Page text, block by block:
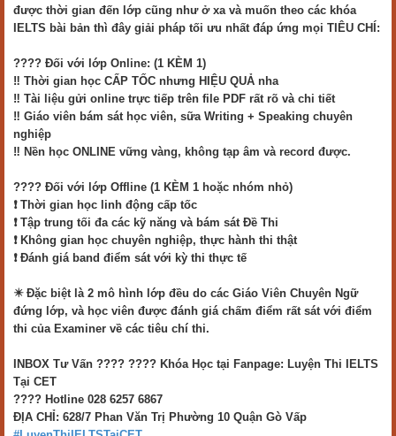
được thời gian đến lớp cũng như ở xa và muốn theo các khóa
IELTS bài bản thì đây giải pháp tối ưu nhất đáp ứng mọi TIÊU CHÍ:
???? Đối với lớp Online: (1 KÈM 1)
‼️ Thời gian học CẤP TỐC nhưng HIỆU QUẢ nha
‼️ Tài liệu gửi online trực tiếp trên file PDF rất rõ và chi tiết
‼️ Giáo viên bám sát học viên, sữa Writing + Speaking chuyên
nghiệp
‼️ Nền học ONLINE vững vàng, không tạp âm và record được.
???? Đối với lớp Offline (1 KÈM 1 hoặc nhóm nhỏ)
❗ Thời gian học linh động cấp tốc
❗ Tập trung tối đa các kỹ năng và bám sát Đề Thi
❗ Không gian học chuyên nghiệp, thực hành thi thật
❗ Đánh giá band điểm sát với kỳ thi thực tế
✴️ Đặc biệt là 2 mô hình lớp đều do các Giáo Viên Chuyên Ngữ
đứng lớp, và học viên được đánh giá chấm điểm rất sát với điểm
thi của Examiner về các tiêu chí thi.
INBOX Tư Vấn ???? ???? Khóa Học tại Fanpage: Luyện Thi IELTS
Tại CET
️???? ️Hotline 028 6257 6867
ĐỊA CHỈ: 628/7 Phan Văn Trị Phường 10 Quận Gò Vấp